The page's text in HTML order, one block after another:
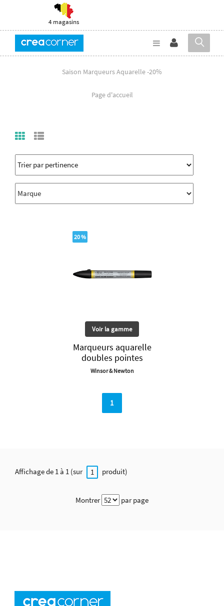
4 magasins
Saison Marqueurs Aquarelle -20%
Page d'accueil
20 %
Voir la gamme
Marqueurs aquarelle
doubles pointes
Winsor & Newton
1
Affichage de 1 à 1 (sur 1 produit)
Montrer par page